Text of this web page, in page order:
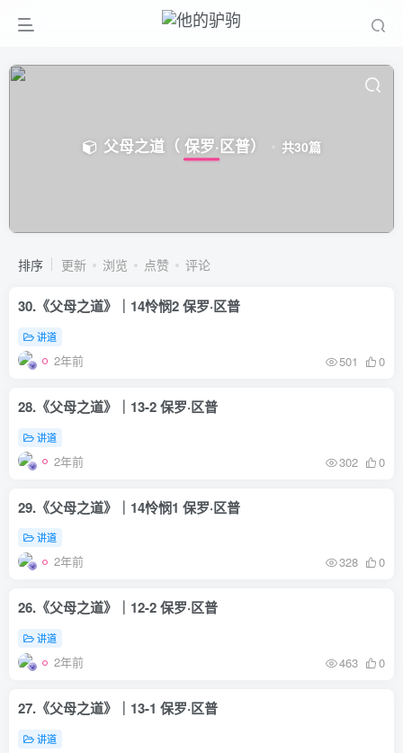
父母之道（ 保罗·区普） 共30篇
排序 更新 浏览 点赞 评论
30.《父母之道》｜14怜悯2 保罗·区普
讲道
2年前 501 0
28.《父母之道》｜13-2 保罗·区普
讲道
2年前 302 0
29.《父母之道》｜14怜悯1 保罗·区普
讲道
2年前 328 0
26.《父母之道》｜12-2 保罗·区普
讲道
2年前 463 0
27.《父母之道》｜13-1 保罗·区普
讲道